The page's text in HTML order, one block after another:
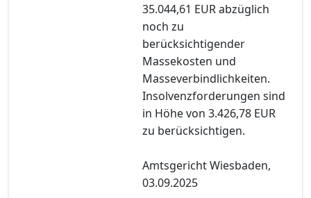
35.044,61 EUR abzüglich
noch zu
berücksichtigender
Massekosten und
Masseverbindlichkeiten.
Insolvenzforderungen sind
in Höhe von 3.426,78 EUR
zu berücksichtigen.
Amtsgericht Wiesbaden,
03.09.2025